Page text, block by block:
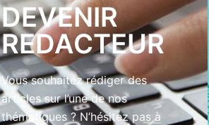
DEVENIR
REDACTEUR
Vous souhaitez rédiger des
articles sur l’une de nos
thématiques ? N’hésitez pas à